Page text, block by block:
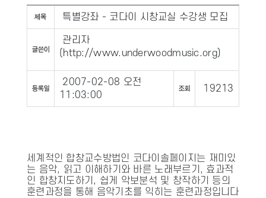
특별강좌 - 코다이 시창교실 수강생 모집
관리자
( http://www.underwoodmusic.org)
2007-02-08 오전
11:03:00
19213
세계적인 합창교수방법인 코다이솔페이지는 재미있
는 음악, 읽고 이해하기와 바른 노래부르기, 효과적
인 합창지도하기, 쉽게 악보분석 및 창작하기 등의
훈련과정을 통해 음악기초를 익히는 훈련과정입니다